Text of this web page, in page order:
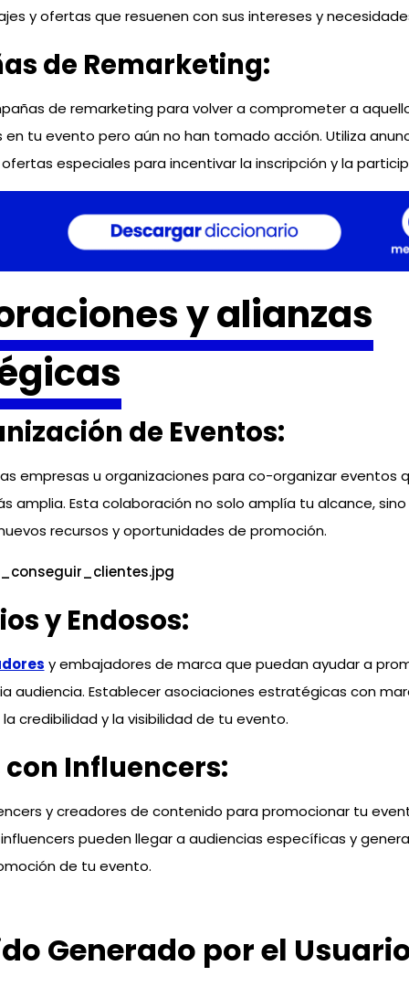
y ofertas que resuenen con sus intereses y
de Remarketing:
de remarketing para volver a comprometer a
tu evento pero aún no han tomado acción. Utiliza
especiales para incentivar la inscripción y la
y alianzas
de Eventos:
empresas u organizaciones para co-organizar eventos
amplia. Esta colaboración no solo amplía tu alcance,
recursos y oportunidades de promoción.
y Endosos:
y embajadores de marca que puedan ayudar a
audiencia. Establecer asociaciones estratégicas con
credibilidad y la visibilidad de tu evento.
Influencers:
y creadores de contenido para promocionar tu
pueden llegar a audiencias específicas y
de tu evento.
Generado por el